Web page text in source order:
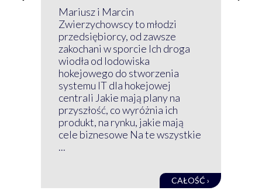
Mariusz i Marcin
Zwierzychowscy to młodzi
przedsiębiorcy, od zawsze
zakochani w sporcie Ich droga
wiodła od lodowiska
hokejowego do stworzenia
systemu IT dla hokejowej
centrali Jakie mają plany na
przyszłość, co wyróżnia ich
produkt, na rynku, jakie mają
cele biznesowe Na te wszystkie
...
CAŁOŚĆ ›